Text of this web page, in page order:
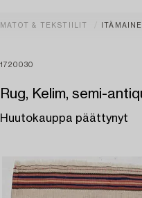
MATOT & TEKSTIILIT
1720030
Rug, Kelim, semi-
Huutokauppa päättynyt